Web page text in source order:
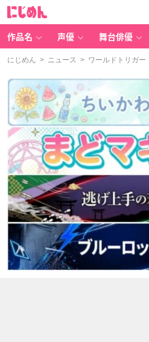
作品名 声優 舞台俳優
にじめん > ニュース > ワールドトリガー